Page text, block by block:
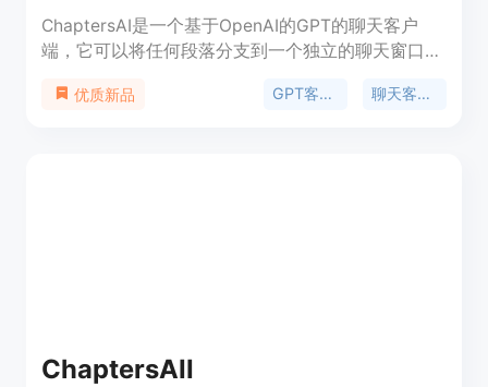
ChaptersAI是一个基于OpenAI的GPT的聊天客户
端，它可以将任何段落分支到一个独立的聊天窗口。
节，并能轻松返回到原始聊天上下文。ChaptersAI还
优质新品 GPT客户端 聊天客户端
ChaptersAII